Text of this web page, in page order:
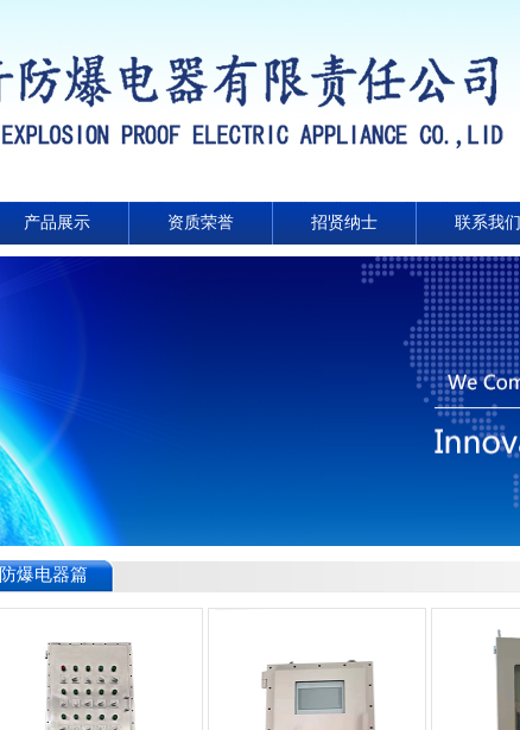
产品展示 资质荣誉 招贤纳士 联系我们
防爆电器篇